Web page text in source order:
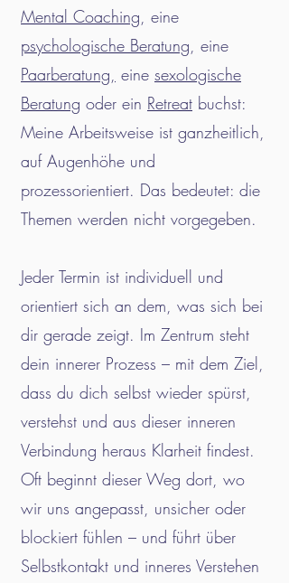
Mental Coaching, eine
psychologische Beratung, eine
Paarberatung, eine sexologische
Beratung oder ein Retreat buchst:
Meine Arbeitsweise ist ganzheitlich,
auf Augenhöhe und
prozessorientiert. Das bedeutet: die
Themen werden nicht vorgegeben.
Jeder Termin ist individuell und
orientiert sich an dem, was sich bei
dir gerade zeigt. Im Zentrum steht
dein innerer Prozess – mit dem Ziel,
dass du dich selbst wieder spürst,
verstehst und aus dieser inneren
Verbindung heraus Klarheit findest.
Oft beginnt dieser Weg dort, wo
wir uns angepasst, unsicher oder
blockiert fühlen – und führt über
Selbstkontakt und inneres Verstehen